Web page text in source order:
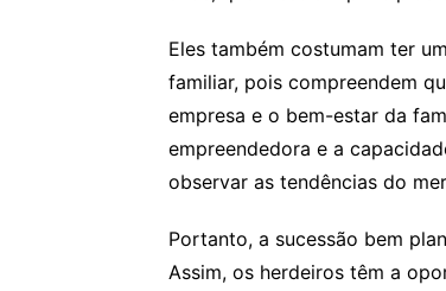
Eles também costumam ter
familiar, pois compreendem
empresa e o bem-estar da
empreendedora e a
observar as tendências do
Portanto, a sucessão bem
Assim, os herdeiros têm a